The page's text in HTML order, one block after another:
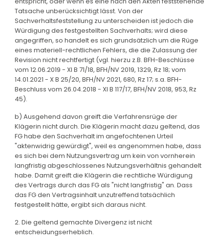
Tatsache unberücksichtigt lässt. Von der
Sachverhaltsfeststellung zu unterscheiden ist jedoch die
Würdigung des festgestellten Sachverhalts; wird diese
angegriffen, so handelt es sich grundsätzlich um die Rüge
eines materiell-rechtlichen Fehlers, die die Zulassung der
Revision nicht rechtfertigt (vgl. hierzu z.B. BFH-Beschlüsse
vom 12.06.2019 - XI B 71/18, BFH/NV 2019, 1329, Rz 18; vom
14.01.2021 - X B 25/20, BFH/NV 2021, 680, Rz 17; s.a. BFH-
Beschluss vom 26.04.2018 - XI B 117/17, BFH/NV 2018, 953, Rz
45).
b) Ausgehend davon greift die Verfahrensrüge der
Klägerin nicht durch. Die Klägerin macht dazu geltend, das
FG habe den Sachverhalt im angefochtenen Urteil
"aktenwidrig gewürdigt", weil es angenommen habe, dass
es sich bei dem Nutzungsvertrag um kein von vornherein
langfristig abgeschlossenes Nutzungsverhältnis gehandelt
habe. Damit greift die Klägerin die rechtliche Würdigung
des Vertrags durch das FG als "nicht langfristig" an. Dass
das FG den Vertragsinhalt unzutreffend tatsächlich
festgestellt hätte, ergibt sich daraus nicht.
2. Die geltend gemachte Divergenz ist nicht
entscheidungserheblich.